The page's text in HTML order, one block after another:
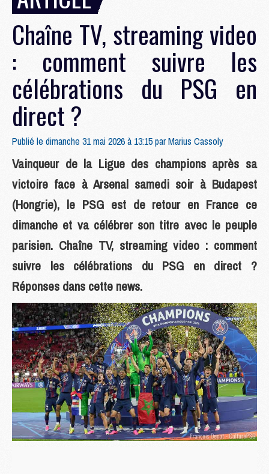
Chaîne TV, streaming video
: comment suivre les
célébrations du PSG en
direct ?
Publié le dimanche 31 mai 2026 à 13:15 parMarius Cassoly
Vainqueur de la Ligue des champions après sa
victoire face à Arsenal samedi soir à Budapest
(Hongrie), le PSG est de retour en France ce
dimanche et va célébrer son titre avec le peuple
parisien. Chaîne TV, streaming video : comment
suivre les célébrations du PSG en direct ?
Réponses dans cette news.